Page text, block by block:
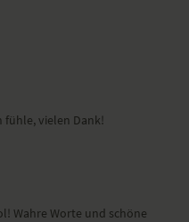
fühle, vielen Dank!
Wahre Worte und schöne